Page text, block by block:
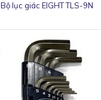
Bộ lục giác EIGHT TLS-9N